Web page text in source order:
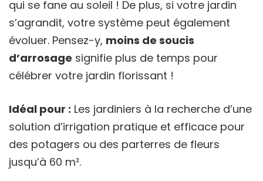
qui se fane au soleil ! De plus, si votre jardin
s’agrandit, votre système peut également
évoluer. Pensez-y, moins de soucis
d’arrosage signifie plus de temps pour
célébrer votre jardin florissant !
Idéal pour : Les jardiniers à la recherche d’une
solution d’irrigation pratique et efficace pour
des potagers ou des parterres de fleurs
jusqu’à 60 m².